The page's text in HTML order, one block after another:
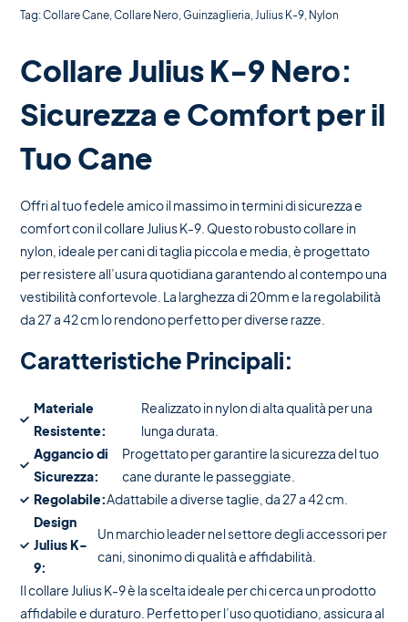
Tag:Collare Cane,Collare Nero,Guinzaglieria,Julius K-9, Nylon
Collare Julius K-9 Nero:
Sicurezza e Comfort per il
Tuo Cane
Offri al tuo fedele amico il massimo in termini di sicurezza e
comfort con il collare Julius K-9. Questo robusto collare in
nylon, ideale per cani di taglia piccola e media, è progettato
per resistere all’usura quotidiana garantendo al contempo una
vestibilità confortevole. La larghezza di 20mm e la regolabilità
da 27 a 42 cm lo rendono perfetto per diverse razze.
Caratteristiche Principali:
Materiale
Resistente:
Realizzato in nylon di alta qualità per una
lunga durata.
Aggancio di
Sicurezza:
Progettato per garantire la sicurezza del tuo
cane durante le passeggiate.
Regolabile:Adattabile a diverse taglie, da 27 a 42 cm.
Design
Julius K-
9:
Un marchio leader nel settore degli accessori per
cani, sinonimo di qualità e affidabilità.
Il collare Julius K-9 è la scelta ideale per chi cerca un prodotto
affidabile e duraturo. Perfetto per l’uso quotidiano, assicura al